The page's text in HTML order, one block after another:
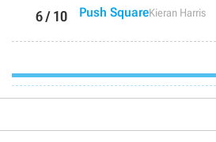
6 / 10 Push SquareKieran Harris